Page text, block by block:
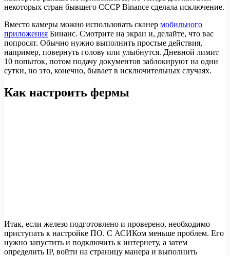
некоторых стран бывшего СССР Binance сделала исключение.
Вместо камеры можно использовать сканер мобильного
приложения Бинанс. Смотрите на экран и, делайте, что вас
попросят. Обычно нужно выполнить простые действия,
например, повернуть голову или улыбнутся. Дневной лимит
10 попыток, потом подачу документов заблокируют на одни
сутки, но это, конечно, бывает в исключительных случаях.
Как настроить фермы
Итак, если железо подготовлено и проверено, необходимо
приступать к настройке ПО. С АСИКом меньше проблем. Его
нужно запустить и подключить к интернету, а затем
определить IP, войти на страницу манера и выполнить